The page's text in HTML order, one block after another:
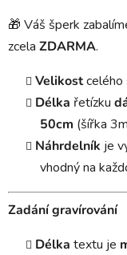
🎁 Váš šperk
zcela ZDARMA.
Velikostcelého
Délka řetízku
50cm (šířka
Náhrdelník je
vhodný na
Zadání gravírování
Délka textu je